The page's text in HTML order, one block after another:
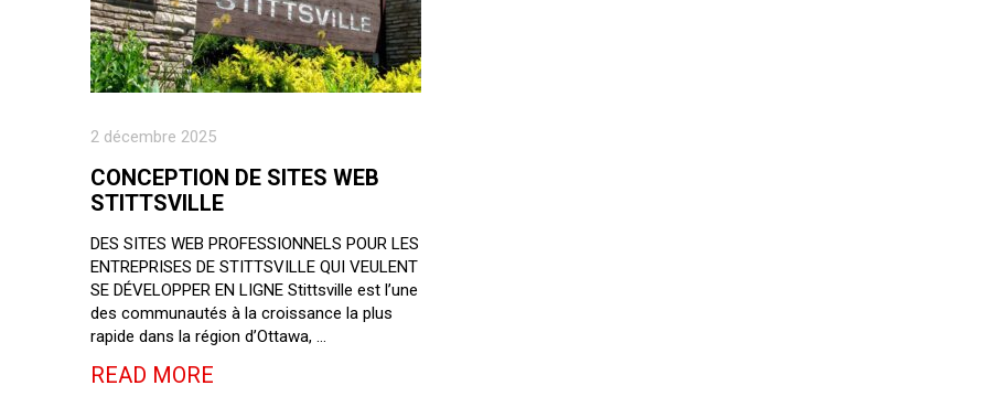
2 décembre 2025
CONCEPTION DE SITES WEB
STITTSVILLE
DES SITES WEB PROFESSIONNELS POUR LES
ENTREPRISES DE STITTSVILLE QUI VEULENT
SE DÉVELOPPER EN LIGNE Stittsville est l’une
des communautés à la croissance la plus
rapide dans la région d’Ottawa, …
READ MORE